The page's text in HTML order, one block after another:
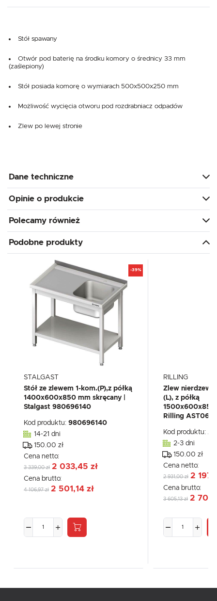
Stół spawany
Otwór pod baterię na środku komory o średnicy 33 mm
(zaślepiony)
Stół posiada komorę o wymiarach 500x500x250 mm
Możliwość wycięcia otworu pod rozdrabniacz odpadów
Zlew po lewej stronie
Dane techniczne
Opinie o produkcie
Polecamy również
Podobne produkty
-39%
STALGAST
Stół ze zlewem 1-kom.(P),z półką
1400x600x850 mm skręcany |
Stalgast 980696140
Kod produktu: 980696140
14-21 dni
150.00 zł
Cena netto:
3 339,00 zł 2 033,45 zł
Cena brutto:
4 106,97 zł 2 501,14 zł
RILLING
Zlew
(L), z półką
Rilling
Kod produktu:
2-3 dni
150.00 zł
Cena netto:
2 931,00 zł 2
Cena brutto:
3 605,13 zł 2